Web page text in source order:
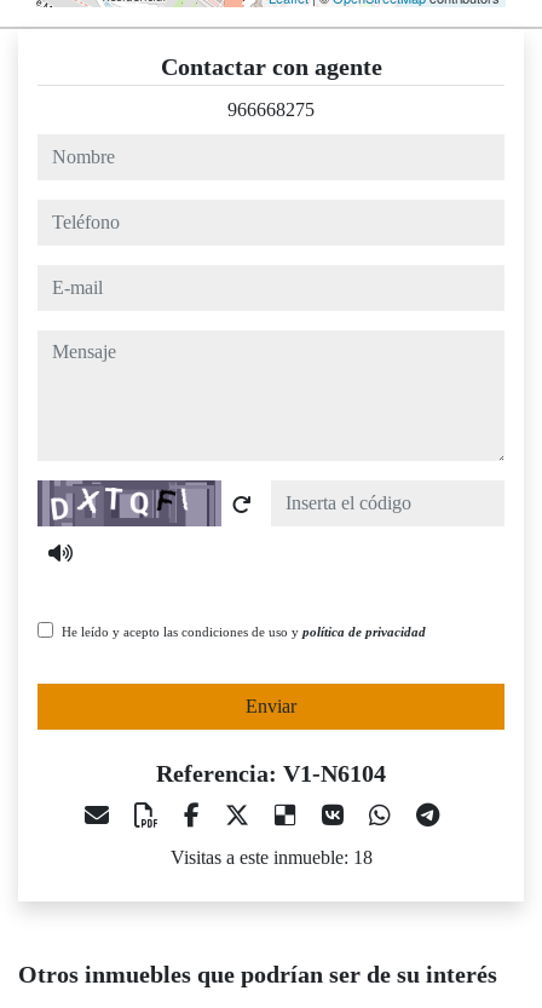
Contactar con agente
966668275
nombre
teléfono
e-mail
mensaje
Captcha
He leído y acepto las condiciones de uso y política de privacidad
Enviar
Referencia: V1-N6104
Visitas a este inmueble: 18
Otros inmuebles que podrían ser de su interés